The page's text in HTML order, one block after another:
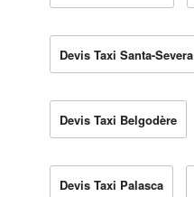
Devis Taxi Santa-Severa
Devis Taxi Belgodère
Devis Taxi Palasca